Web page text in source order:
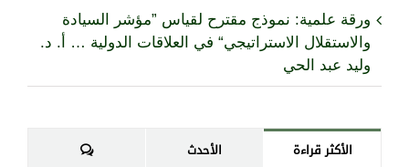
ورقة علمية: نموذج مقترح لقياس ”مؤشر السيادة
والاستقلال الاستراتيجي“ في العلاقات الدولية … أ. د.
وليد عبد الحي
الأكثر قراءة الأحدث تعليقات